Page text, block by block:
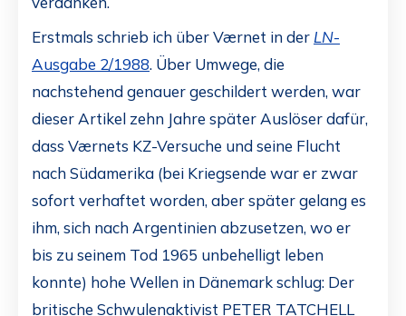
Erstmals schrieb ich über Værnet in derLN-
Ausgabe 2/1988. Über Umwege, die
nachstehend genauer geschildert werden, war
dieser Artikel zehn Jahre später Auslöser dafür,
dass Værnets KZ-Versuche und seine Flucht
nach Südamerika (bei Kriegsende war er zwar
sofort verhaftet worden, aber später gelang es
ihm, sich nach Argentinien abzusetzen, wo er
bis zu seinem Tod 1965 unbehelligt leben
konnte) hohe Wellen in Dänemark schlug: Der
britische Schwulenaktivist PETER TATCHELL